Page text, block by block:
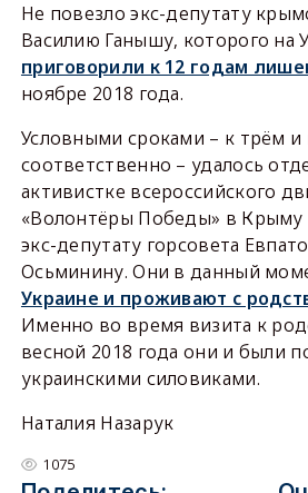
Не повезло экс-депутату
Василию Ганышу, которого на
приговорили к 12 годам
ноябре 2018 года.
Условными сроками – к трём и
соответственно – удалось
активистке всероссийского
«Волонтёры Победы» в Крыму
экс-депутату горсовета
Осьминину. Они в данный
Украине и проживают с
Именно во время визита к
весной 2018 года они и были
украинскими силовиками.
Наталия Назарук
1075